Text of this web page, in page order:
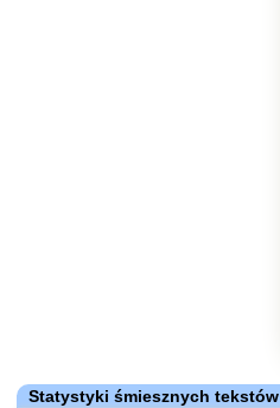
Statystyki śmiesznych tekstów